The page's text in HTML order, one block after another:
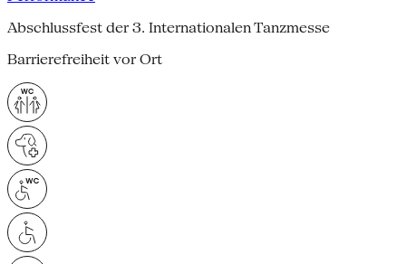
Abschlussfest der 3. Internationalen Tanzmesse
Barrierefreiheit vor Ort